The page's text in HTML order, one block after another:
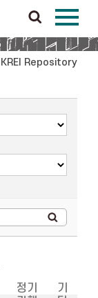
KREI Repository
정기
기